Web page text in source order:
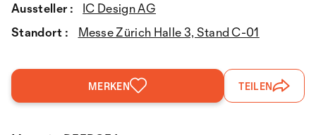
Aussteller :
IC Design AG
Standort :
Messe Zürich Halle 3, Stand C-01
MERKEN TEILEN